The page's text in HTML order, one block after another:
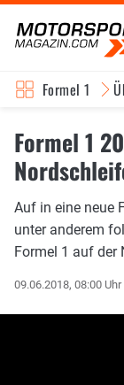
Formel 1
Formel 1
Auf in eine neue
unter anderem
Formel 1 auf der
09.06.2018, 08:00 Uhr